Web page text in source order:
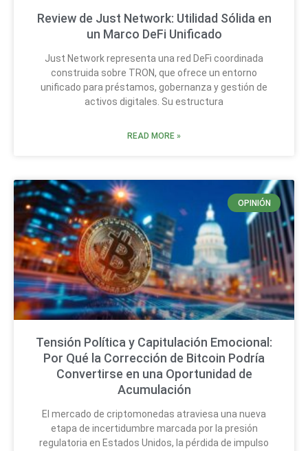
Review de Just Network: Utilidad Sólida en
un Marco DeFi Unificado
Just Network representa una red DeFi coordinada
construida sobre TRON, que ofrece un entorno
unificado para préstamos, gobernanza y gestión de
activos digitales. Su estructura
READ MORE »
OPINIÓN
Tensión Política y Capitulación Emocional:
Por Qué la Corrección de Bitcoin Podría
Convertirse en una Oportunidad de
Acumulación
El mercado de criptomonedas atraviesa una nueva
etapa de incertidumbre marcada por la presión
regulatoria en Estados Unidos, la pérdida de impulso